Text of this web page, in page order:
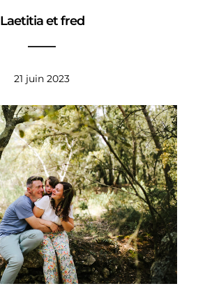
Laetitia et fred
21 juin 2023